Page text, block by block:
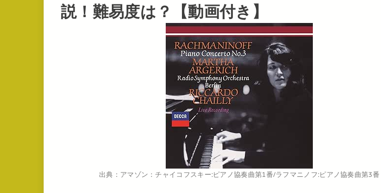
説！難易度は？【動画付き】
出典：アマゾン：チャイコフスキー:ピアノ協奏曲第1番/ラフマニノフ:ピアノ協奏曲第3番